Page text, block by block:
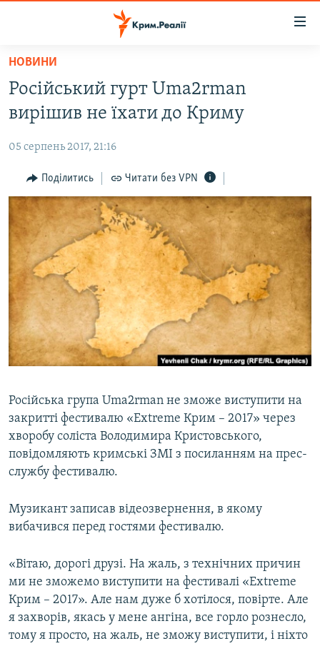
Перейти
основного
матеріалу
Перейти
до
навігації
Перейти
до
пошуку
ВІДЕО ТА ФОТО
ПОЛІТИКА
БЛОГИ
ПОГЛЯД
ІНТЕРВ'Ю
ВСЕ ЗА ДЕНЬ
СПЕЦПРОЕКТИ
ДЕПОРТАЦІЯ
ВІДЕОУРОКИ «ELIFBE»
СВІДЧЕННЯ ОКУПАЦІЇ
ІНФОГРАФІКА
ЯК ОБІЙТИ БЛОКУВАННЯ
Русский
Qırımtatar
Усі сайти RFE/RL
НОВИНИ
Російський гурт Uma2rman
вирішив не їхати до Криму
05 серпень 2017, 21:16
Поділитись Читати без VPN
Російська група Uma2rman не зможе виступити на
закритті фестивалю «Extreme Крим – 2017» через
хворобу соліста Володимира Кристовського,
повідомляють кримські ЗМІ з посиланням на прес-
службу фестивалю.
Музикант записав відеозвернення, в якому
вибачився перед гостями фестивалю.
«Вітаю, дорогі друзі. На жаль, з технічних причин
ми не зможемо виступити на фестивалі «Extreme
Крим – 2017». Але нам дуже б хотілося, повірте. Але
я захворів, якась у мене ангіна, все горло рознесло,
тому я просто, на жаль, не зможу виступити, і ніхто